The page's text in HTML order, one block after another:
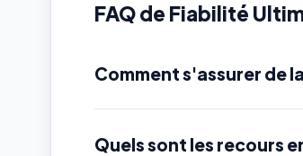
FAQ de Fiabilité
Comment s'assurer de
Quels sont les recours